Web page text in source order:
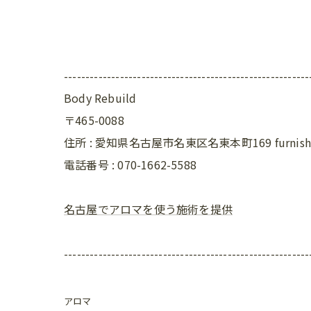
Body Rebuild
〒465-0088
住所 : 愛知県名古屋市名東区名東本町169
電話番号 : 070-1662-5588
名古屋でアロマを使う施術を提供
アロマ